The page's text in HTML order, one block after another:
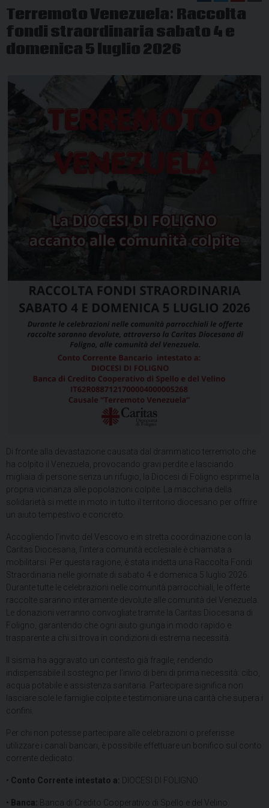
Terremoto Venezuela: Raccolta
fondi straordinaria sabato 4 e
domenica 5 luglio 2026
Di fronte alla devastazione causata dal drammatico terremoto che
ha colpito il Venezuela, provocando gravi perdite e lasciando
migliaia di persone senza un rifugio, la Diocesi di Foligno esprime la
propria vicinanza alle popolazioni colpite. La macchina della
solidarietà si mette in moto in tutto il territorio diocesano per offrire
un aiuto tempestivo e concreto.
​Accogliendo l’invito del Vescovo e in stretta coordinazione con la
Caritas Diocesana, l’intera comunità ecclesiale è chiamata a
mobilitarsi. Per questa ragione, è stata indetta una Raccolta Fondi
Straordinaria nelle giornate di sabato 4 e domenica 5 luglio 2026.
Durante tutte le celebrazioni nelle comunità parrocchiali, le offerte
raccolte saranno interamente devolute alle comunità del Venezuela.
Le donazioni verranno convogliate tramite la Caritas Diocesana di
Foligno, garantendo che ogni aiuto giunga in modo rapido e
trasparente a chi si trova in condizioni di estrema necessità.
​Il sisma ha aggravato un contesto già fragile, rendendo
indispensabile il sostegno per l’invio di beni di prima necessità: cibo,
acqua potabile e assistenza sanitaria. Partecipare significa non
lasciare sole le famiglie colpite e testimoniare una carità che supera i
confini.
​Per chi non potesse partecipare alle celebrazioni o preferisse
utilizzare i canali bancari, è possibile effettuare un bonifico sul conto
corrente dedicato:
​• Conto Corrente intestato a: DIOCESI DI FOLIGNO
• Banca: Banca di Credito Cooperativo di Spello e del Velino